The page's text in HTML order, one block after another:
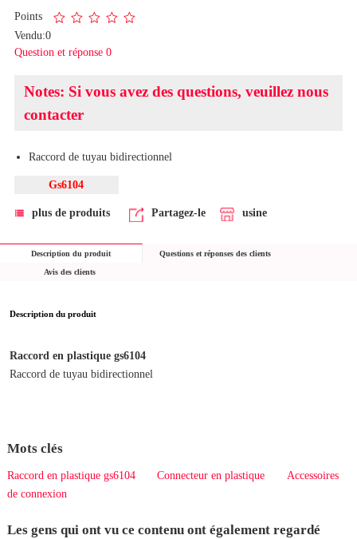
Points
Vendu:0
Question et réponse 0
Notes: Si vous avez des questions, veuillez nous
contacter
Raccord de tuyau bidirectionnel
Gs6104
plus de produits Partagez-le usine
Description du produit Questions et réponses des clients
Avis des clients
Description du produit
Raccord en plastique gs6104
Raccord de tuyau bidirectionnel
Mots clés
Raccord en plastique gs6104 Connecteur en plastique
Accessoires
de connexion
Les gens qui ont vu ce contenu ont également regardé